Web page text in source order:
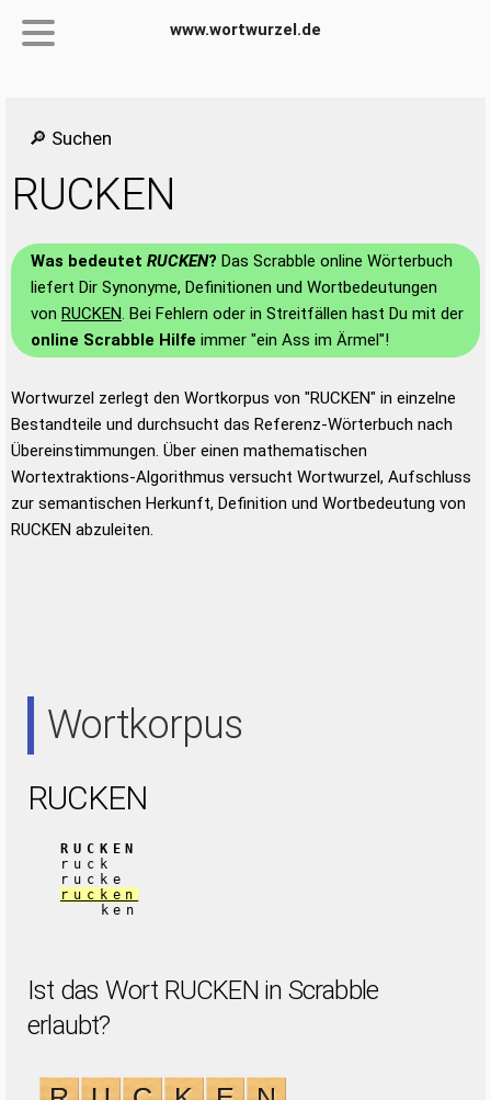
www.wortwurzel.de
🔎 Suchen
RUCKEN
Was bedeutet RUCKEN? Das Scrabble online Wörterbuch
liefert Dir Synonyme, Definitionen und Wortbedeutungen
von RUCKEN. Bei Fehlern oder in Streitfällen hast Du mit der
online Scrabble Hilfe immer "ein Ass im Ärmel"!
Wortwurzel zerlegt den Wortkorpus von "RUCKEN" in einzelne
Bestandteile und durchsucht das Referenz-Wörterbuch nach
Übereinstimmungen. Über einen mathematischen
Wortextraktions-Algorithmus versucht Wortwurzel, Aufschluss
zur semantischen Herkunft, Definition und Wortbedeutung von
RUCKEN abzuleiten.
Wortkorpus
RUCKEN
RUCKEN
ruck
rucke
rucken
ken
Ist das Wort RUCKEN in Scrabble
erlaubt?